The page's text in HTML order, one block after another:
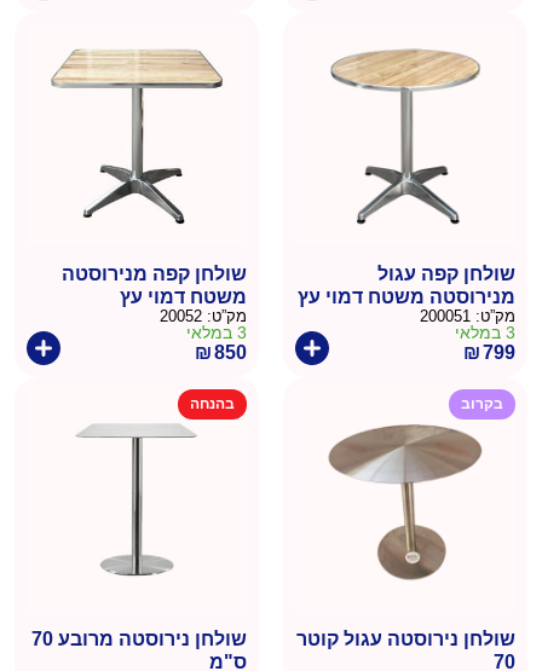
שולחן קפה עגול
מנירוסטה משטח דמוי עץ
מק”ט: 200051
3 במלאי
₪799
שולחן קפה מנירוסטה
משטח דמוי עץ
מק”ט: 20052
3 במלאי
₪850
בקרוב
שולחן נירוסטה עגול קוטר
70
בהנחה
שולחן נירוסטה מרובע 70
ס"מ